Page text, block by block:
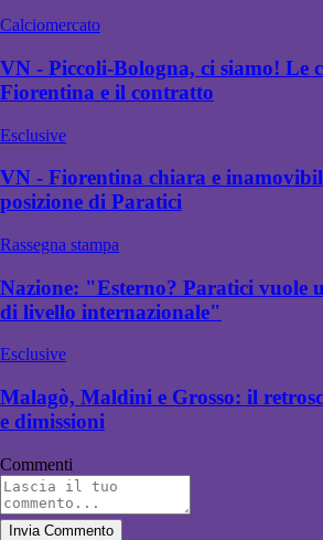
Calciomercato
VN - Piccoli-Bologna, ci siamo! Le
Fiorentina e il contratto
Esclusive
VN - Fiorentina chiara e
posizione di Paratici
Rassegna stampa
Nazione: "Esterno? Paratici vuole
di livello internazionale"
Esclusive
Malagò, Maldini e Grosso: il
e dimissioni
Commenti
Invia Commento